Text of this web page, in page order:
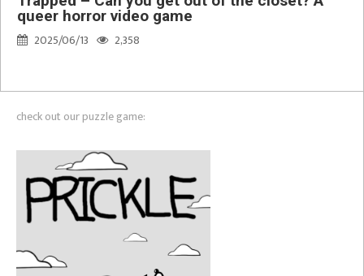
queer horror video game
2025/06/13
2,358
check out our puzzle game: